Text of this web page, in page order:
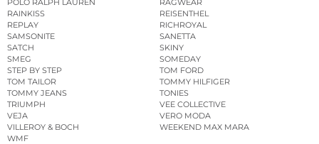
RAINKISS
REISENTHEL
REPLAY
RICHROYAL
SAMSONITE
SANETTA
SATCH
SKINY
SMEG
SOMEDAY
STEP BY STEP
TOM FORD
TOM TAILOR
TOMMY HILFIGER
TOMMY JEANS
TONIES
TRIUMPH
VEE COLLECTIVE
VEJA
VERO MODA
VILLEROY & BOCH
WEEKEND MAX MARA
WMF